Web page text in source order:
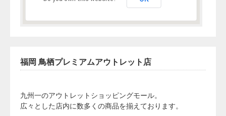
福岡 鳥栖プレミアムアウトレット店
九州一のアウトレットショッピングモール。
広々とした店内に数多くの商品を揃えております。